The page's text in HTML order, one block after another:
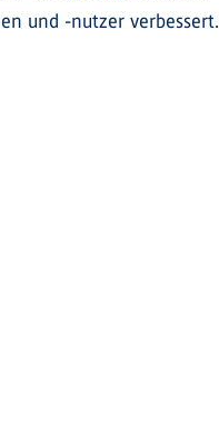
und -nutzer verbessert.